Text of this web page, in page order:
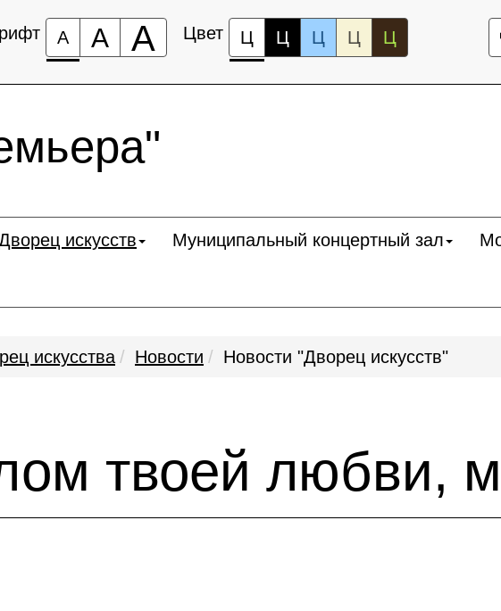
А А А Цвет Ц Ц Ц Ц Ц
искусств Муниципальный концертный зал
искусства Новости Новости "Дворец искусств"
твоей любви,